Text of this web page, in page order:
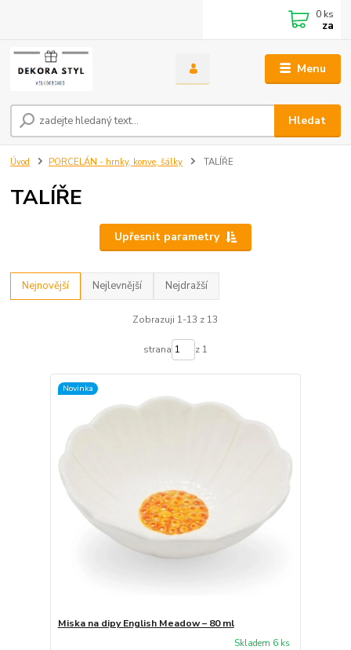
Menu
Hledat
0 ks
za
Úvod PORCELÁN - hrnky, konve, šálky TALÍŘE
TALÍŘE
Upřesnit parametry
Nejnovější Nejlevnější Nejdražší
Zobrazuji 1-13 z 13
strana z 1
Novinka
Miska na dipy English Meadow – 80 ml
Skladem 6 ks